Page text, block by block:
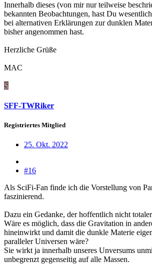
Innerhalb dieses (von mir nur teilweise
bekannten Beobachtungen, hast Du
bei alternativen Erklärungen zur dunklen
bisher angenommen hast.
Herzliche Grüße
MAC
S
SFF-TWRiker
Registriertes Mitglied
25. Okt. 2022
#16
Als SciFi-Fan finde ich die Vorstellung von
faszinierend.
Dazu ein Gedanke, der hoffentlich nicht
Wäre es möglich, dass die Gravitation in
hineinwirkt und damit die dunkle Materie
paralleler Universen wäre?
Sie wirkt ja innerhalb unseres Unversums
unbegrenzt gegenseitig auf alle Massen.